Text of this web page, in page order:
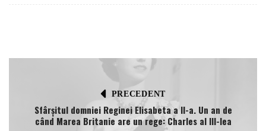
PRECEDENT
Sfârșitul domniei Reginei Elisabeta a II-a. Un an de
când Marea Britanie are un rege: Charles al III-lea